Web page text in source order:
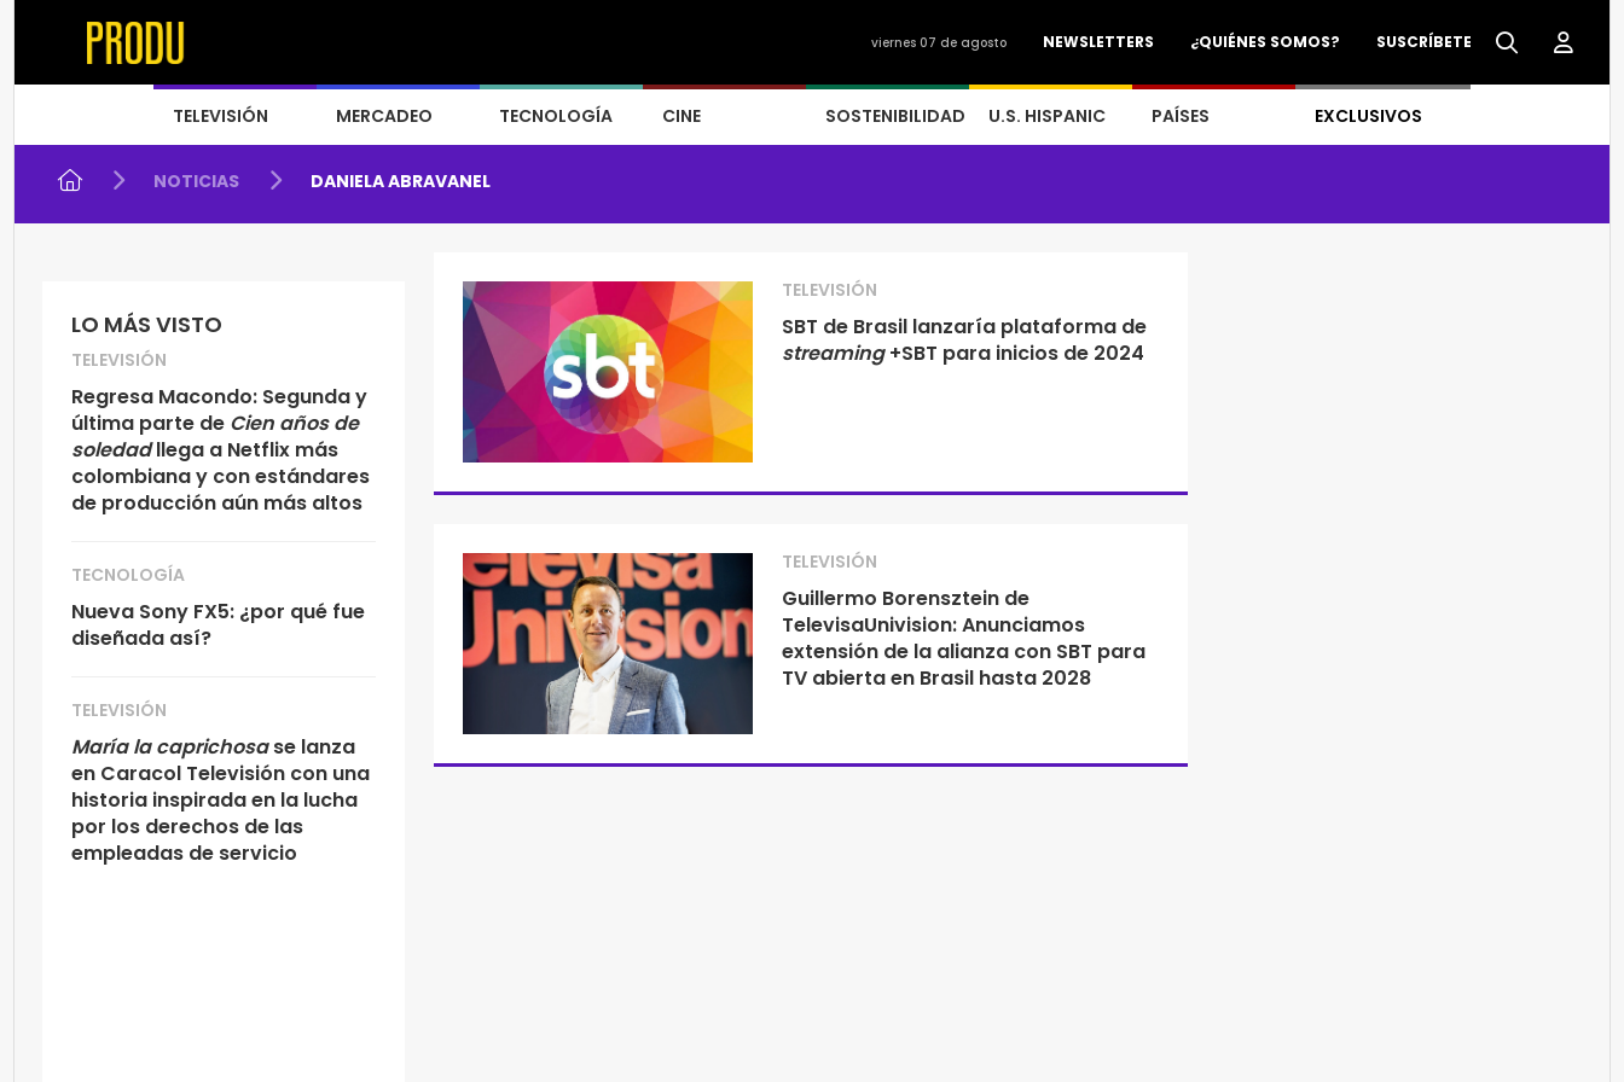
SUSCRÍBETE
¿QUIÉNES SOMOS?
NEWSLETTERS
viernes 07 de agosto
TELEVISIÓN MERCADEO TECNOLOGÍA CINE SOSTENIBILIDAD U.S. HISPANIC PAÍSES EXCLUSIVOS
NOTICIAS DANIELA ABRAVANEL
LO MÁS VISTO
TELEVISIÓN
Regresa Macondo: Segunda y
última parte de Cien años de
soledadllega a Netflix más
colombiana y con estándares
de producción aún más altos
TECNOLOGÍA
Nueva Sony FX5: ¿por qué fue
diseñada así?
TELEVISIÓN
María la caprichosase lanza
en Caracol Televisión con una
historia inspirada en la lucha
por los derechos de las
empleadas de servicio
TELEVISIÓN
SBT de Brasil lanzaría plataforma de
streaming+SBT para inicios de 2024
TELEVISIÓN
Guillermo Borensztein de
TelevisaUnivision: Anunciamos
extensión de la alianza con SBT para
TV abierta en Brasil hasta 2028